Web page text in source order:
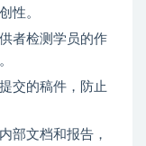
性。
者检测学员的作
交的稿件，防止
部文档和报告，